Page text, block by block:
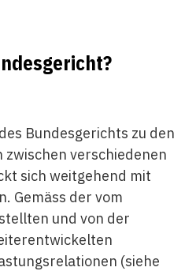
Bundesgerichts zu den
verschiedenen
sich weitgehend mit
Gemäss der vom
und von der
(siehe